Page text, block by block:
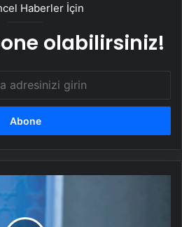
Haberler İçin
olabilirsiniz!